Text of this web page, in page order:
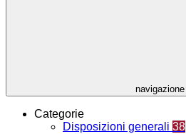
navigazione
Categorie
Disposizioni generali 38